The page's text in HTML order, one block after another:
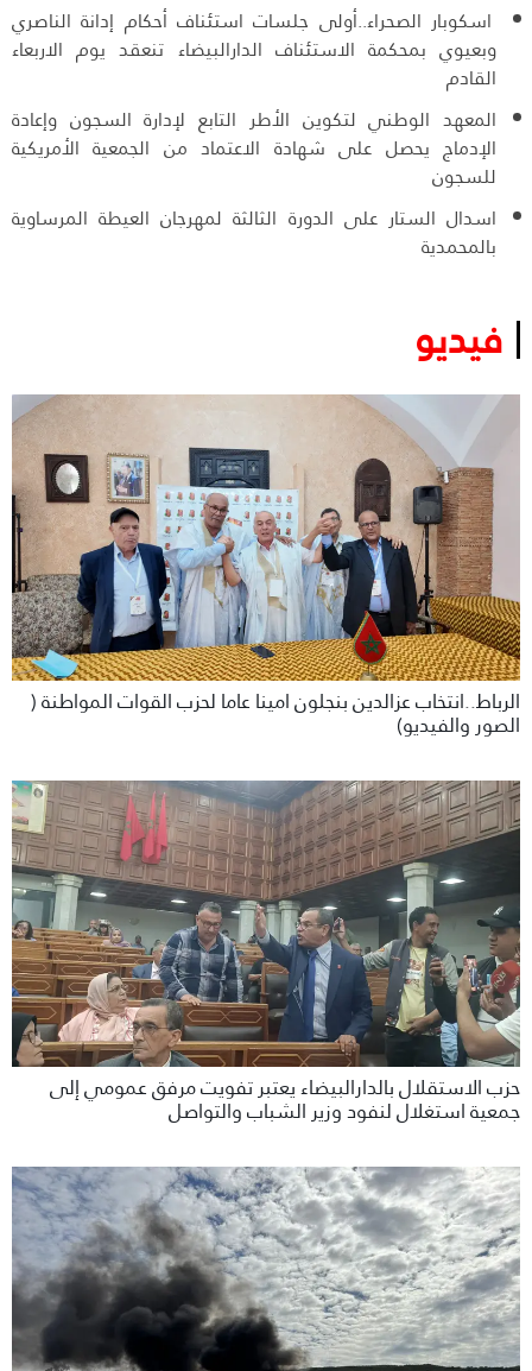
اسكوبار الصحراء..أولى جلسات استئناف أحكام إدانة الناصري
وبعيوي بمحكمة الاستئناف الدارالبيضاء تنعقد يوم الاربعاء
القادم
المعهد الوطني لتكوين الأطر التابع لإدارة السجون وإعادة
الإدماج يحصل على شهادة الاعتماد من الجمعية الأمريكية
للسجون
اسدال الستار على الدورة الثالثة لمهرجان العيطة المرساوية
بالمحمدية
فيديو
الرباط..انتخاب عزالدين بنجلون امينا عاما لحزب القوات المواطنة (
الصور والفيديو)
حزب الاستقلال بالدارالبيضاء يعتبر تفويت مرفق عمومي إلى
جمعية استغلال لنفود وزير الشباب والتواصل